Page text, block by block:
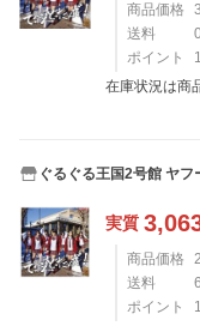
商品価格
送料
0
ポイント
在庫状況は商
ぐるぐる王国2号館 ヤフ
実質
商品価格
送料
ポイント